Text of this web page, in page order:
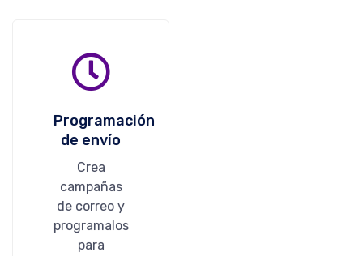
Programación
de envío
Crea
campañas
de correo y
programalos
para